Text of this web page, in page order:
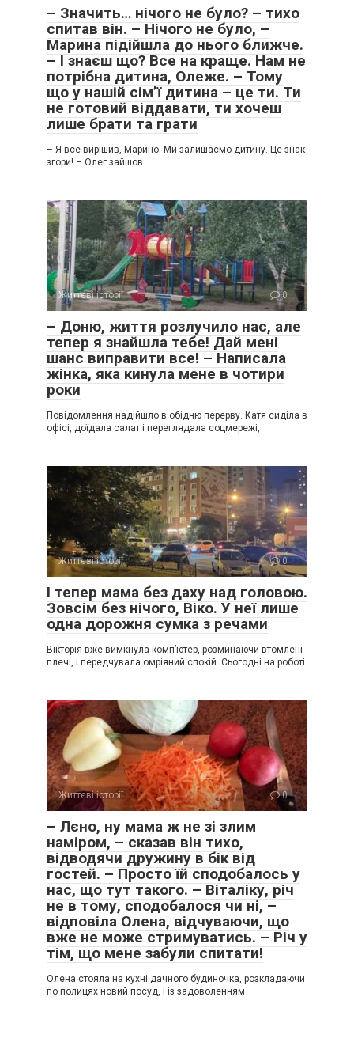
– Значить… нічого не було? – тихо
спитав він. – Нічого не було, –
Марина підійшла до нього ближче.
– І знаєш що? Все на краще. Нам не
потрібна дитина, Олеже. – Тому
що у нашій сім’ї дитина – це ти. Ти
не готовий віддавати, ти хочеш
лише брати та грати
– Я все вирішив, Марино. Ми залишаємо дитину. Це знак
згори! – Олег зайшов
Життєві історії 0
– Доню, життя розлучило нас, але
тепер я знайшла тебе! Дай мені
шанс виправити все! – Написала
жінка, яка кинула мене в чотири
роки
Повідомлення надійшло в обідню перерву. Катя сиділа в
офісі, доїдала салат і переглядала соцмережі,
Життєві історії 0
І тепер мама без даху над головою.
Зовсім без нічого, Віко. У неї лише
одна дорожня сумка з речами
Вікторія вже вимкнула комп’ютер, розминаючи втомлені
плечі, і передчувала омріяний спокій. Сьогодні на роботі
Життєві історії 0
– Лєно, ну мама ж не зі злим
наміром, – сказав він тихо,
відводячи дружину в бік від
гостей. – Просто їй сподобалось у
нас, що тут такого. – Віталіку, річ
не в тому, сподобалося чи ні, –
відповіла Олена, відчуваючи, що
вже не може стримуватись. – Річ у
тім, що мене забули спитати!
Олена стояла на кухні дачного будиночка, розкладаючи
по полицях новий посуд, і із задоволенням